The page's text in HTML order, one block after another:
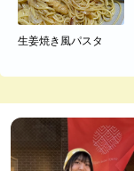
生姜焼き風パスタ